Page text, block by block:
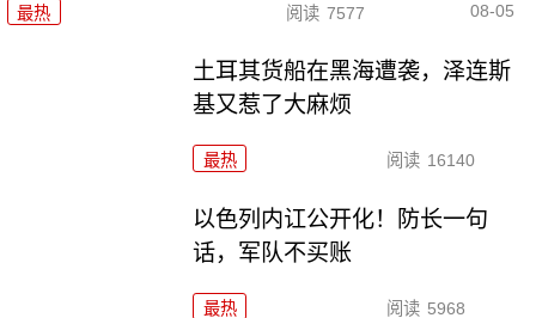
最热 阅读 7577 08-05
土耳其货船在黑海遭袭，泽连斯
基又惹了大麻烦
最热 阅读 16140
以色列内讧公开化！防长一句
话，军队不买账
最热 阅读 5968